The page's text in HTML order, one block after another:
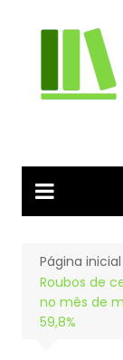
Página inicial
Roubos de
no mês de
59,8%